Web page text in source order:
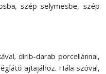
szép selymesbe, szép
dirib-darab porcellánnal,
ajtajához. Hála szóval,